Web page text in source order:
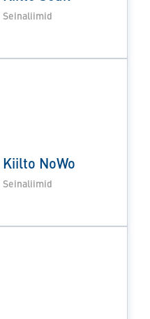
Seinaliimid
Kiilto NoWo
Seinaliimid